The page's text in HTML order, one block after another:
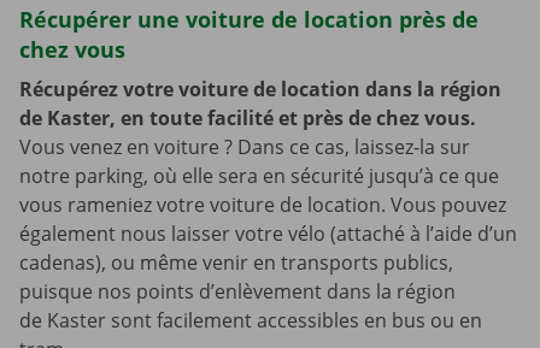
Récupérer une voiture de location près de
chez vous
Récupérez votre voiture de location dans la région
de Kaster, en toute facilité et près de chez vous.
Vous venez en voiture ? Dans ce cas, laissez-la sur
notre parking, où elle sera en sécurité jusqu’à ce que
vous rameniez votre voiture de location. Vous pouvez
également nous laisser votre vélo (attaché à l’aide d’un
cadenas), ou même venir en transports publics,
puisque nos points d’enlèvement dans la région
de Kaster sont facilement accessibles en bus ou en